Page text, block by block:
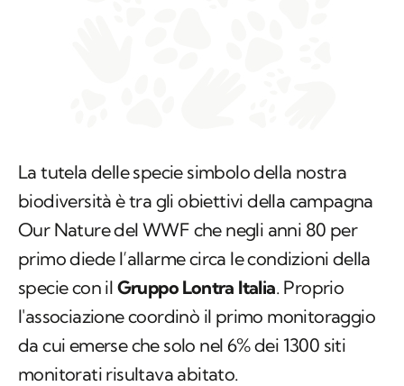
La tutela delle specie simbolo della nostra
biodiversità è tra gli obiettivi della campagna
Our Nature del WWF che negli anni 80 per
primo diede l’allarme circa le condizioni della
specie con il Gruppo Lontra Italia. Proprio
l'associazione coordinò il primo monitoraggio
da cui emerse che solo nel 6% dei 1300 siti
monitorati risultava abitato.